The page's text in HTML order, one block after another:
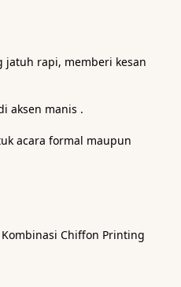
jatuh rapi, memberi kesan
aksen manis .
acara formal maupun
Chiffon Printing